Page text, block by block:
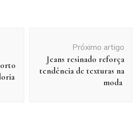
Próximo artigo
Jeans resinado reforça
tendência de texturas na
moda